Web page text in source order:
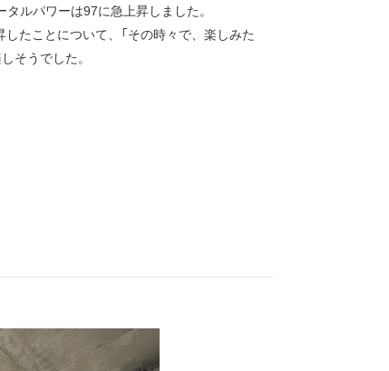
ルパワーは97に急上昇しました。
たことについて、「その時々で、楽しみた
そうでした。